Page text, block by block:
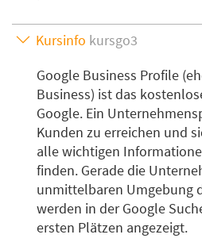
Kursinfo kursgo3
Google Business Profile
Business) ist das
Google. Ein
Kunden zu erreichen und
alle wichtigen
finden. Gerade die
unmittelbaren Umgebung
werden in der Google
ersten Plätzen angezeigt.